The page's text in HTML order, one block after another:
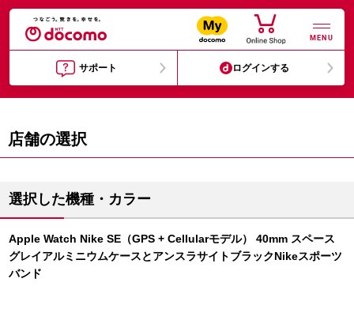
MENU
サポート ログインする
店舗の選択
選択した機種・カラー
Apple Watch Nike SE（GPS + Cellularモデル） 40mm スペース
グレイアルミニウムケースとアンスラサイトブラックNikeスポーツ
バンド